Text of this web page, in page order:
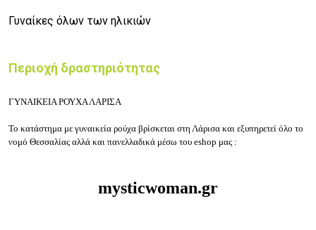
Γυναίκες όλων των ηλικιών
Περιοχή δραστηριότητας
ΓΥΝΑΙΚΕΙΑ ΡΟΥΧΑ ΛΑΡΙΣΑ
Το κατάστημα με γυναικεία ρούχα βρίσκεται στη Λάρισα και εξυπηρετεί όλο το
νομό Θεσσαλίας αλλά και πανελλαδικά μέσω του eshop μας :
mysticwoman.gr